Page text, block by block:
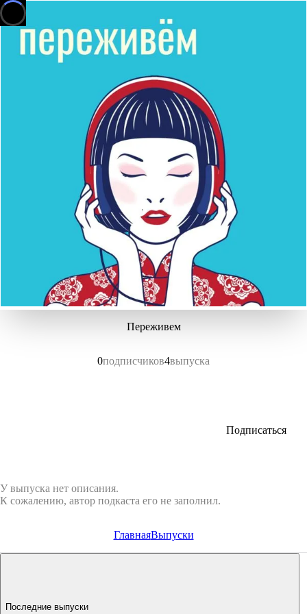
Переживем
0подписчиков4выпуска
Подписаться
У выпуска нет описания.
К сожалению, автор подкаста его не заполнил.
ГлавнаяВыпуски
Последние выпуски